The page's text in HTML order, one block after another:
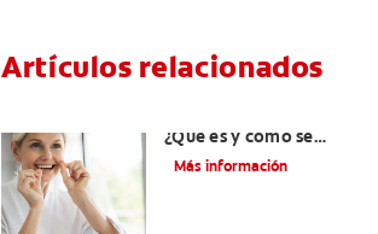
Artículos relacionados
¿Qué es y cómo se
trata?
Más información